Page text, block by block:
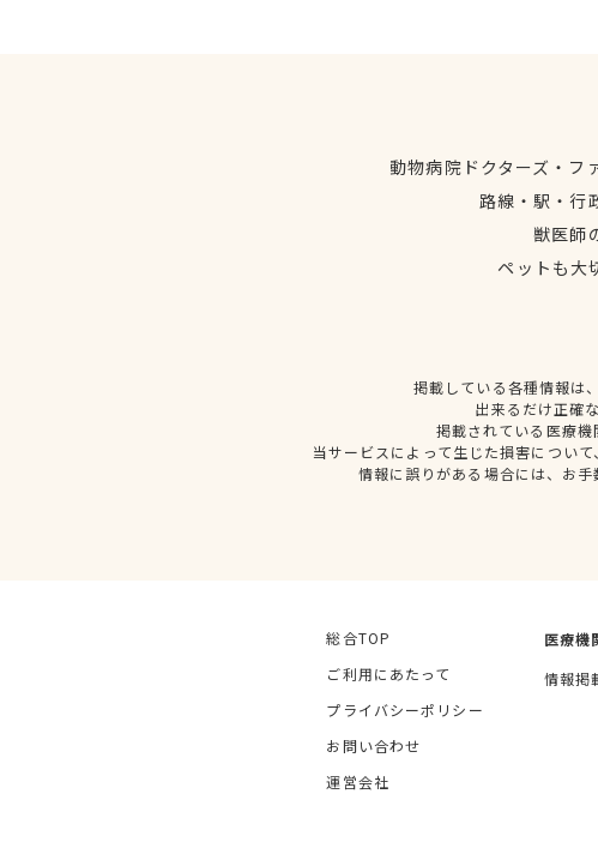
動物病院ドクターズ・フ
路線・駅・行
獣医師
ペットも大
掲載している各種情報は
出来るだけ正確
掲載されている医療
当サービスによって生じた損害につい
情報に誤りがある場合には、お
総合TOP
ご利用にあたって
プライバシーポリシー
お問い合わせ
運営会社
医療機
情報掲